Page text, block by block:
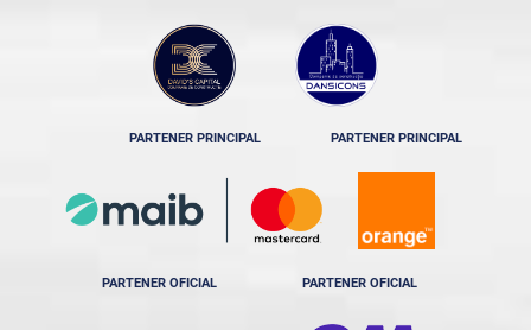
PARTENER PRINCIPAL PARTENER PRINCIPAL
PARTENER OFICIAL PARTENER OFICIAL